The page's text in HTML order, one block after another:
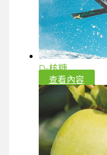
D-核糖
查看內容